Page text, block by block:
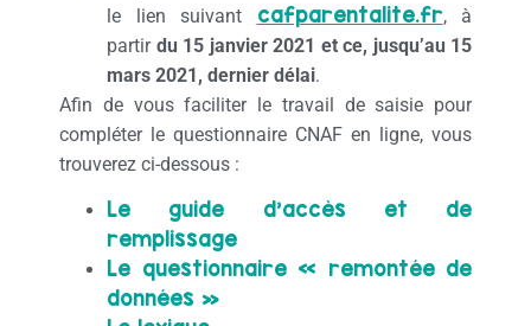
le lien suivant cafparentalite.fr, à
partir du 15 janvier 2021 et ce, jusqu’au 15
mars 2021, dernier délai.
Afin de vous faciliter le travail de saisie pour
compléter le questionnaire CNAF en ligne, vous
trouverez ci-dessous :
Le guide d’accès et de
remplissage
Le questionnaire « remontée de
données »